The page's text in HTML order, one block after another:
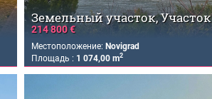
Земельный участок, Участок
214 800 €
Местоположение: Novigrad
Площадь : 1 074,00 m2